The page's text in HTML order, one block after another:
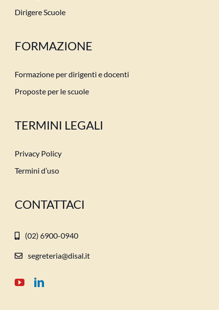
Dirigere Scuole
FORMAZIONE
Formazione per dirigenti e docenti
Proposte per le scuole
TERMINI LEGALI
Privacy Policy
Termini d’uso
CONTATTACI
(02) 6900-0940
segreteria@disal.it